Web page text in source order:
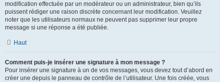
modification effectuée par un modérateur ou un administrateur, bien qu’ils
puissent rédiger une raison discrète concernant leur modification. Veuillez
noter que les utilisateurs normaux ne peuvent pas supprimer leur propre
message si une réponse a été publiée.
Haut
Comment puis-je insérer une signature à mon message ?
Pour insérer une signature à un de vos messages, vous devez tout d’abord en
créer une depuis le panneau de contrôle de l’utilisateur. Une fois créée, vous